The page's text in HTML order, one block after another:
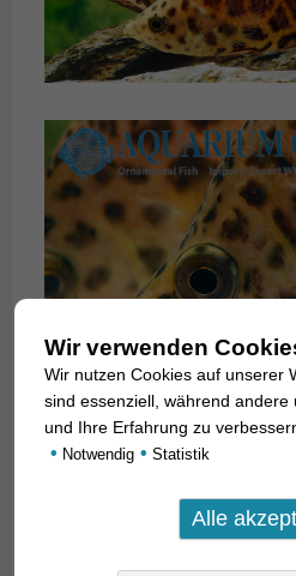
Wir verwenden
Wir nutzen Cookies auf unserer
sind essenziell, während andere
und Ihre Erfahrung zu
• Notwendig • Statistik